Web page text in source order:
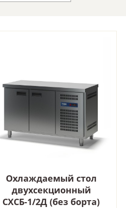
Охлаждаемый стол
двухсекционный
СХСБ-1/2Д (без борта)